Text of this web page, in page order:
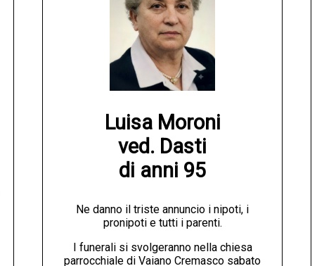
Luisa Moroni
ved. Dasti
di anni 95
Ne danno il triste annuncio i nipoti, i
pronipoti e tutti i parenti.
I funerali si svolgeranno nella chiesa
parrocchiale di Vaiano Cremasco sabato